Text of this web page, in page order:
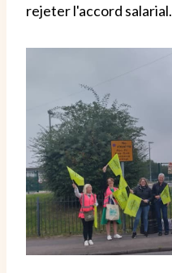
rejeter l'accord salarial.